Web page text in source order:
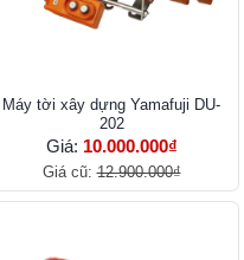
Máy tời xây dựng Yamafuji DU-
202
Giá: 10.000.000₫
Giá cũ:12.900.000₫